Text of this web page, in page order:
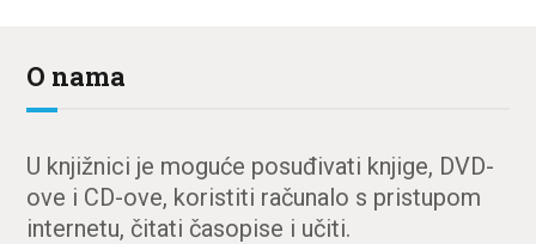
O nama
U knjižnici je moguće posuđivati knjige, DVD-
ove i CD-ove, koristiti računalo s pristupom
internetu, čitati časopise i učiti.